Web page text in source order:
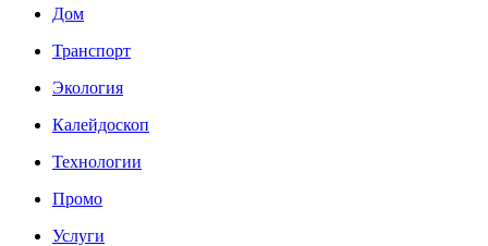
Дом
Транспорт
Экология
Калейдоскоп
Технологии
Промо
Услуги